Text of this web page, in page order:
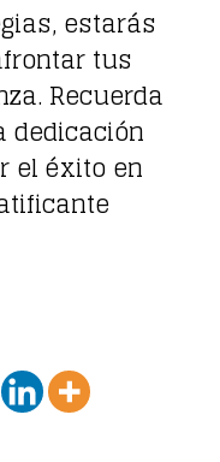
estarás
tus
Recuerda
dedicación
el éxito en